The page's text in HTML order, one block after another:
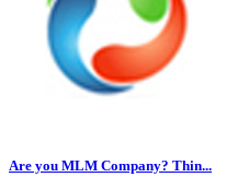
Are you MLM Company? Thin...